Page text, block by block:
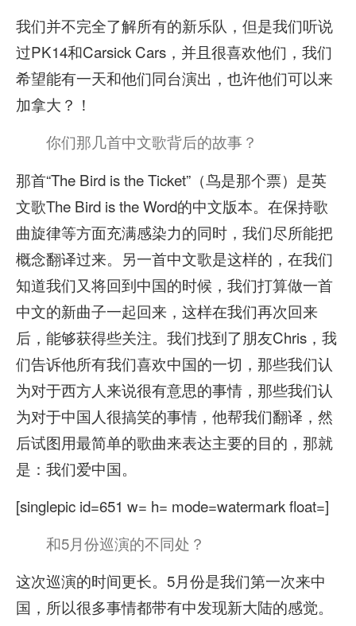
我们并不完全了解所有的新乐队，但是我们听说
过PK14和Carsick Cars，并且很喜欢他们，我们
希望能有一天和他们同台演出，也许他们可以来
加拿大？！
你们那几首中文歌背后的故事？
那首“The Bird is the Ticket”（鸟是那个票）是英
文歌The Bird is the Word的中文版本。在保持歌
曲旋律等方面充满感染力的同时，我们尽所能把
概念翻译过来。另一首中文歌是这样的，在我们
知道我们又将回到中国的时候，我们打算做一首
中文的新曲子一起回来，这样在我们再次回来
后，能够获得些关注。我们找到了朋友Chris，我
们告诉他所有我们喜欢中国的一切，那些我们认
为对于西方人来说很有意思的事情，那些我们认
为对于中国人很搞笑的事情，他帮我们翻译，然
后试图用最简单的歌曲来表达主要的目的，那就
是：我们爱中国。
[singlepic id=651 w= h= mode=watermark float=]
和5月份巡演的不同处？
这次巡演的时间更长。5月份是我们第一次来中
国，所以很多事情都带有中发现新大陆的感觉。